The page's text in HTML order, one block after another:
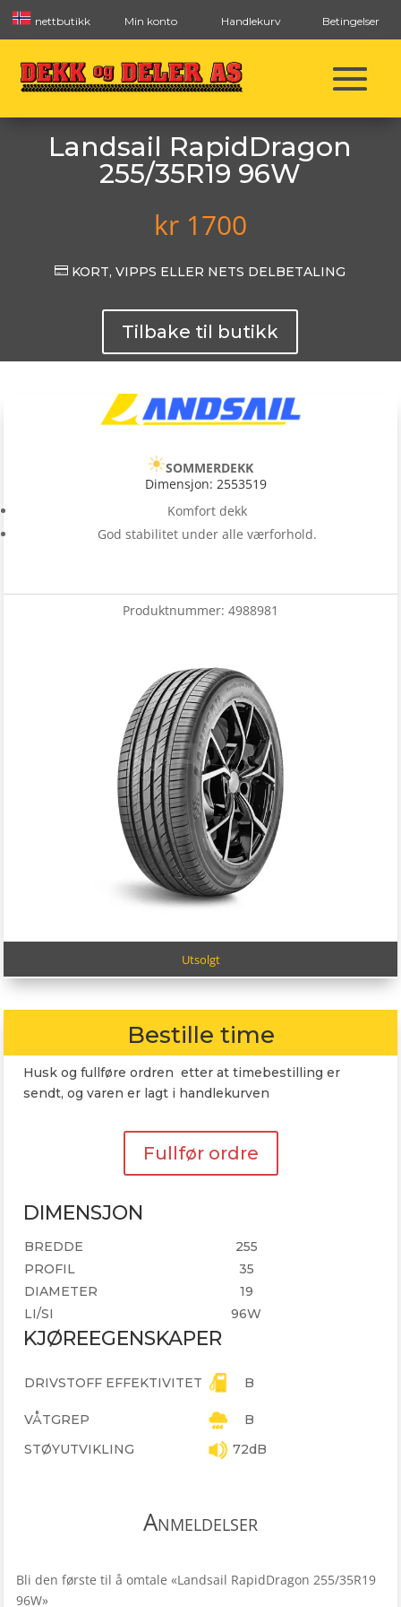
nettbutikk Min konto Handlekurv Betingelser
Landsail RapidDragon
255/35R19 96W
kr1700
 KORT, VIPPS ELLER NETS DELBETALING
Tilbake til butikk
SOMMERDEKK
Dimensjon: 2553519
Komfort dekk
God stabilitet under alle værforhold.
Produktnummer: 4988981
Utsolgt
Bestille time
Husk og fullføre ordren etter at timebestilling er
sendt, og varen er lagt i handlekurven
Fullfør ordre
DIMENSJON
BREDDE
255
PROFIL
35
DIAMETER
19
LI/SI
96W
KJØREEGENSKAPER
DRIVSTOFF EFFEKTIVITET B
VÅTGREP
B
STØYUTVIKLING
72dB
Anmeldelser
Bli den første til å omtale «Landsail RapidDragon 255/35R19
96W»